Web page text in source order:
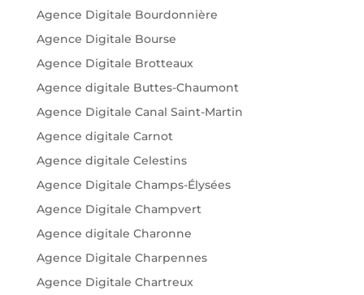
Agence Digitale Bourdonnière
Agence Digitale Bourse
Agence Digitale Brotteaux
Agence digitale Buttes-Chaumont
Agence Digitale Canal Saint-Martin
Agence digitale Carnot
Agence digitale Celestins
Agence Digitale Champs-Élysées
Agence Digitale Champvert
Agence digitale Charonne
Agence Digitale Charpennes
Agence Digitale Chartreux